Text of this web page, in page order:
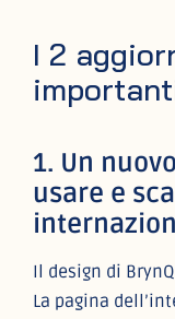
I 2
1. Un
usare e
Il design di
La pagina